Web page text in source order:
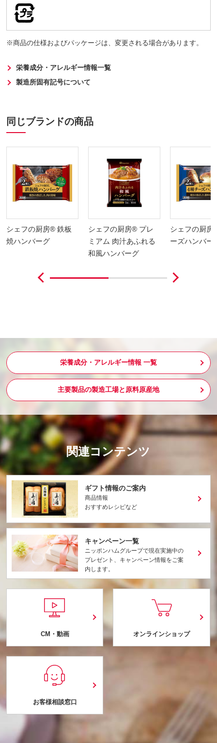
商品の仕様およびパッケージは、変更される場合があります。
栄養成分・アレルギー情報一覧
製造所固有記号について
同じブランドの商品
シェフの厨房® 鉄板
焼ハンバーグ
シェフの厨房® プレ
ミアム 肉汁あふれる
和風ハンバーグ
シェフの厨房
ーズハンバー
栄養成分・アレルギー情報 一覧
主要製品の製造工場と原料原産地
関連コンテンツ
ギフト情報のご案内
商品情報
おすすめレシピなど
キャンペーン一覧
ニッポンハムグループで現在実施中の
プレゼント、キャンペーン情報をご案
内します。
CM・動画 オンラインショップ
お客様相談窓口